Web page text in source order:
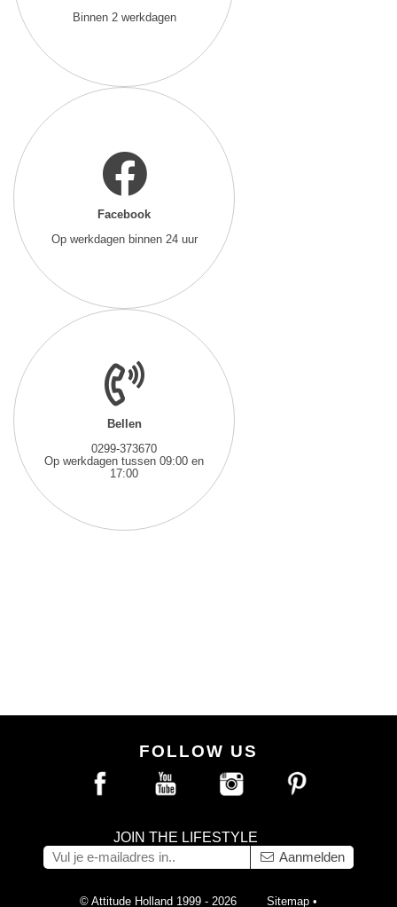
Binnen 2 werkdagen
Facebook
Op werkdagen binnen 24 uur
Bellen
0299-373670
Op werkdagen tussen 09:00 en
17:00
FOLLOW US
JOIN THE LIFESTYLE
Aanmelden
© Attitude Holland 1999 - 2026 Sitemap •